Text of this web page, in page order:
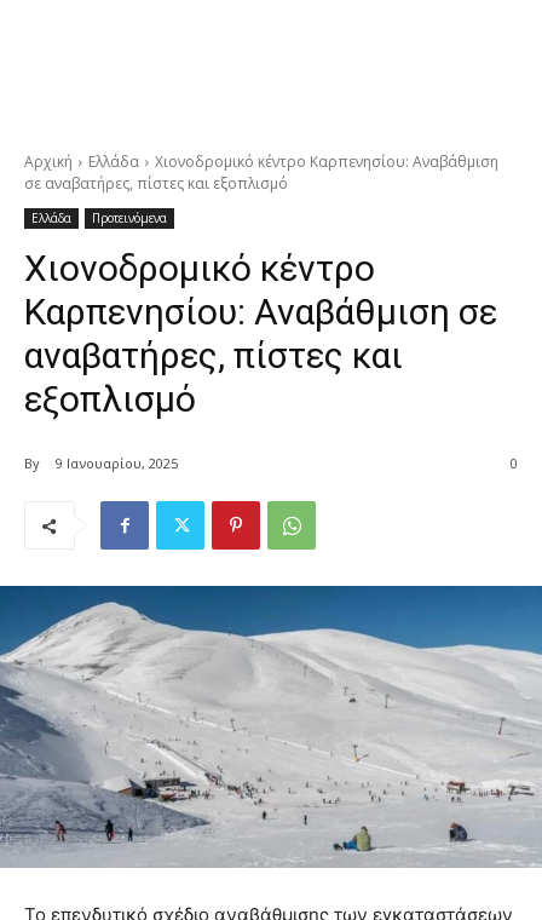
Αρχική Ελλάδα
Χιονοδρομικό κέντρο Καρπενησίου: Αναβάθμιση
σε αναβατήρες, πίστες και εξοπλισμό
Ελλάδα Προτεινόμενα
Χιονοδρομικό κέντρο
Καρπενησίου: Αναβάθμιση σε
αναβατήρες, πίστες και
εξοπλισμό
By 9 Ιανουαρίου, 2025 0
Το επενδυτικό σχέδιο αναβάθμισης των εγκαταστάσεων